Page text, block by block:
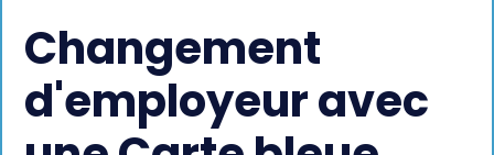
Changement
d'employeur avec